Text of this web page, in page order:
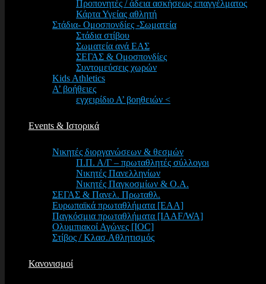
Προπονητές / άδεια ασκήσεως επαγγέλματος
Κάρτα Υγείας αθλητή
Στάδια- Ομοσπονδίες -Σωματεία
Στάδια στίβου
Σωματεία ανά ΕΑΣ
ΣΕΓΑΣ & Ομοσπονδίες
Συντομεύσεις χωρών
Kids Athletics
Α’ βοήθειες
εγχειρίδιο Α’ βοηθειών <
Events & Ιστορικά
Νικητές διοργανώσεων & θεσμών
Π.Π. Α/Γ – πρωταθλητές σύλλογοι
Νικητές Πανελληνίων
Νικητές Παγκοσμίων & Ο.Α.
ΣΕΓΑΣ & Πανελ. Πρωταθλ.
Ευρωπαϊκά πρωταθλήματα [EAA]
Παγκόσμια πρωταθλήματα [IAAF/WA]
Ολυμπιακοί Αγώνες [IOC]
Στίβος / Κλασ.Αθλητισμός
Κανονισμοί